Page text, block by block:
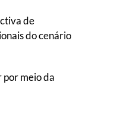
de
do cenário
por meio da